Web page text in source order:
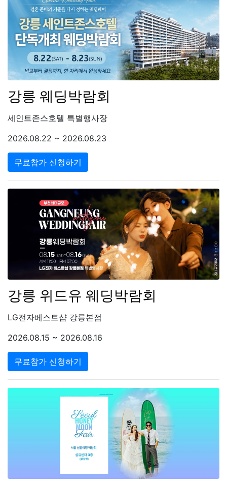
강릉 웨딩박람회
세인트존스호텔 특별행사장
2026.08.22 ~ 2026.08.23
무료참가 신청하기
강릉 위드유 웨딩박람회
LG전자베스트샵 강릉본점
2026.08.15 ~ 2026.08.16
무료참가 신청하기